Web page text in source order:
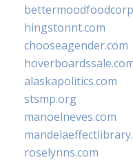
hingstonnt.com
chooseagender.com
alaskapolitics.com
stsmp.org
manoelneves.com
roselynns.com